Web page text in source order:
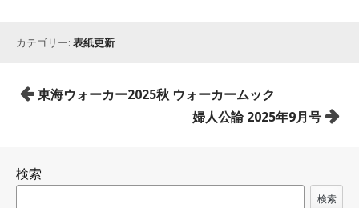
カテゴリー: 表紙更新
投
ゲ
東海ウォーカー2025秋 ウォーカームック
婦人公論 2025年9月号
検索
検索